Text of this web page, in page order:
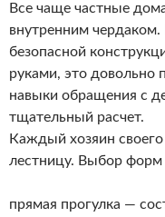
Все чаще частные
внутренним
безопасной
руками, это довольно
навыки обращения с
тщательный расчет.
Каждый хозяин
лестницу. Выбор форм
прямая прогулка —